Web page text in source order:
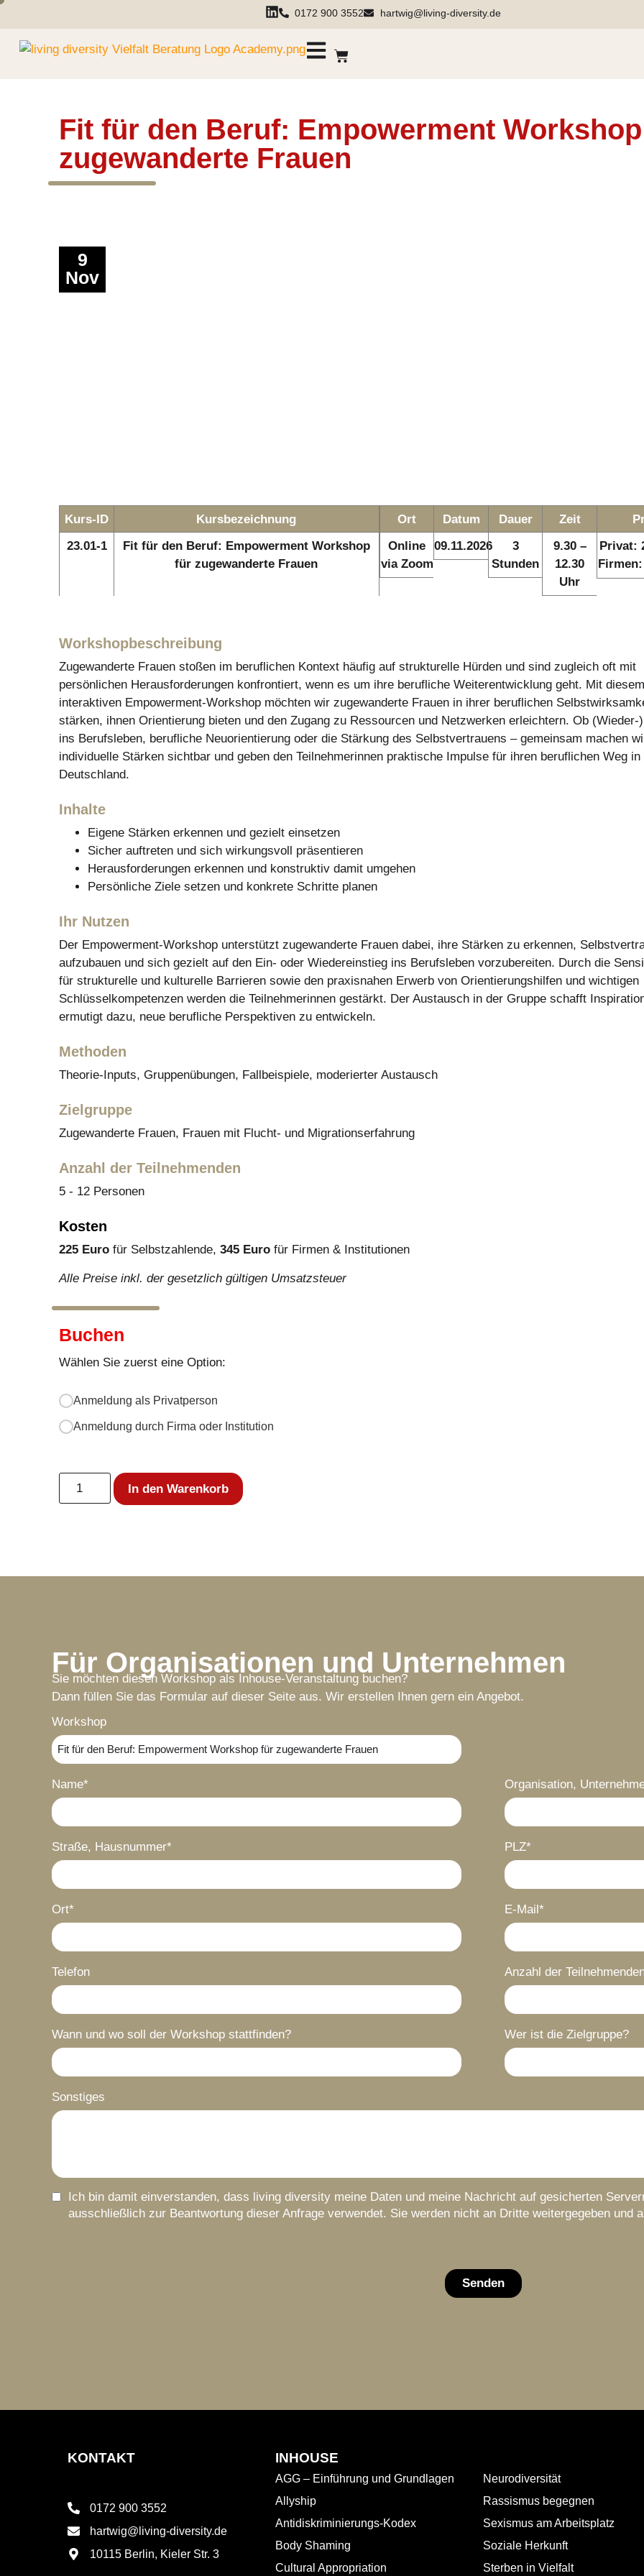
0172 900 3552 hartwig@living-diversity.de
Fit für den Beruf: Empowerment
zugewanderte Frauen
9
Nov
Kurs-ID
23.01-1
Kursbezeichnung
Fit für den Beruf: Empowerment Workshop
für zugewanderte Frauen
Ort
Online
via Zoom
Datum
09.11.2026
Dauer
3
Stunden
Zeit
9.30 –
12.30
Uhr
Privat:
Workshopbeschreibung
Zugewanderte Frauen stoßen im beruflichen Kontext häufig auf strukturelle Hürden und sind zugleich oft mit
persönlichen Herausforderungen konfrontiert, wenn es um ihre berufliche Weiterentwicklung geht. Mit diesem
interaktiven Empowerment-Workshop möchten wir zugewanderte Frauen in ihrer beruflichen
stärken, ihnen Orientierung bieten und den Zugang zu Ressourcen und Netzwerken erleichtern. Ob (Wieder-
ins Berufsleben, berufliche Neuorientierung oder die Stärkung des Selbstvertrauens – gemeinsam machen
individuelle Stärken sichtbar und geben den Teilnehmerinnen praktische Impulse für ihren beruflichen Weg in
Deutschland.
Inhalte
Eigene Stärken erkennen und gezielt einsetzen
Sicher auftreten und sich wirkungsvoll präsentieren
Herausforderungen erkennen und konstruktiv damit umgehen
Persönliche Ziele setzen und konkrete Schritte planen
Ihr Nutzen
Der Empowerment-Workshop unterstützt zugewanderte Frauen dabei, ihre Stärken zu erkennen,
aufzubauen und sich gezielt auf den Ein- oder Wiedereinstieg ins Berufsleben vorzubereiten. Durch die
für strukturelle und kulturelle Barrieren sowie den praxisnahen Erwerb von Orientierungshilfen und wichtigen
Schlüsselkompetenzen werden die Teilnehmerinnen gestärkt. Der Austausch in der Gruppe schafft
ermutigt dazu, neue berufliche Perspektiven zu entwickeln.
Methoden
Theorie-Inputs, Gruppenübungen, Fallbeispiele, moderierter Austausch
Zielgruppe
Zugewanderte Frauen, Frauen mit Flucht- und Migrationserfahrung
Anzahl der Teilnehmenden
5 - 12 Personen
Kosten
225 Euro für Selbstzahlende, 345 Euro für Firmen & Institutionen
Alle Preise inkl. der gesetzlich gültigen Umsatzsteuer
Buchen
Wählen Sie zuerst eine Option:
Anmeldung als Privatperson
Anmeldung durch Firma oder Institution
In den Warenkorb
Für Organisationen und Unternehmen
Sie möchten diesen Workshop als Inhouse-Veranstaltung buchen?
Dann füllen Sie das Formular auf dieser Seite aus. Wir erstellen Ihnen gern ein Angebot.
Workshop
Name* Organisation,
Straße, Hausnummer* PLZ*
Ort* E-Mail*
Telefon Anzahl der
Wann und wo soll der Workshop stattfinden? Wer ist die Zielgruppe?
Sonstiges
Ich bin damit einverstanden, dass living diversity meine Daten und meine Nachricht auf gesicherten
ausschließlich zur Beantwortung dieser Anfrage verwendet. Sie werden nicht an Dritte weitergegeben und
Senden
KONTAKT
0172 900 3552
hartwig@living-diversity.de
10115 Berlin, Kieler Str. 3
INHOUSE
AGG – Einführung und Grundlagen
Allyship
Antidiskriminierungs-Kodex
Body Shaming
Cultural Appropriation
Neurodiversität
Rassismus begegnen
Sexismus am Arbeitsplatz
Soziale Herkunft
Sterben in Vielfalt